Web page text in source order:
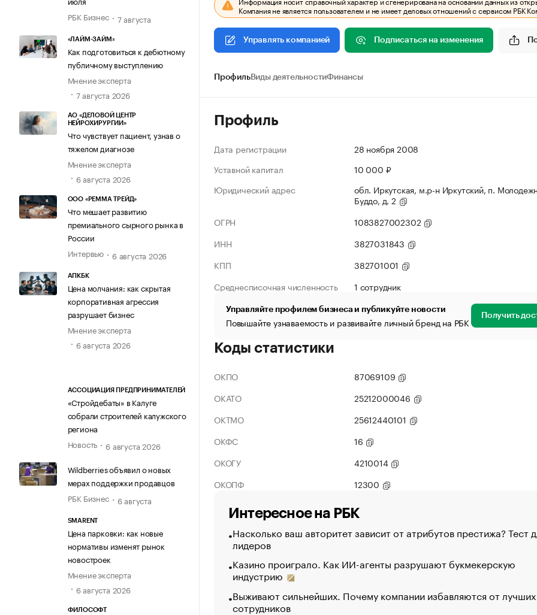
РБК Бизнес
7 августа
«ЛАЙМ-ЗАЙМ»
Как подготовиться к дебютному
публичному выступлению
Мнение эксперта
7 августа 2026
АО «ДЕЛОВОЙ ЦЕНТР
НЕЙРОХИРУРГИИ»
Что чувствует пациент, узнав о
тяжелом диагнозе
Мнение эксперта
6 августа 2026
ООО «РЕММА ТРЕЙД»
Что мешает развитию
премиального сырного рынка в
России
Интервью
6 августа 2026
АПКБК
Цена молчания: как скрытая
корпоративная агрессия
разрушает бизнес
Мнение эксперта
6 августа 2026
АССОЦИАЦИЯ ПРЕДПРИНИМАТЕЛЕЙ
«Стройдебаты» в Калуге
собрали строителей калужского
региона
Новость
6 августа 2026
Wildberries объявил о новых
мерах поддержки продавцов
РБК Бизнес
6 августа
SMARENT
Цена парковки: как новые
нормативы изменят рынок
новостроек
Мнение эксперта
6 августа 2026
ФИЛОСОФТ
Компания не является пользователем и не имеет деловых отношений с сервисом РБК
Управлять компанией Подписаться на изменения
ПрофильВиды деятельностиФинансы
Профиль
Дата регистрации
28 ноября 2008
Уставной капитал
10 000 ₽
Юридический адрес
обл. Иркутская, м.р-н Иркутский, п.
Буддо, д. 2
ОГРН
1083827002302
ИНН
3827031843
КПП
382701001
Среднесписочная численность
1 сотрудник
Управляйте профилем бизнеса и публикуйте новости
Повышайте узнаваемость и развивайте личный бренд на РБК Получить
Коды статистики
ОКПО
87069109
ОКАТО
25212000046
ОКТМО
25612440101
ОКФС
16
ОКОГУ
4210014
ОКОПФ
12300
Интересное на РБК
Насколько ваш авторитет зависит от атрибутов престижа? Тест
лидеров
Казино проиграло. Как ИИ-агенты разрушают букмекерскую
индустрию
Выживают сильнейших. Почему компании избавляются от лучших
сотрудников